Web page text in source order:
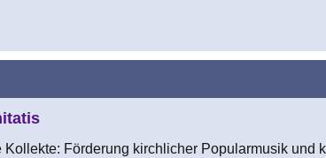
Kollekte: Förderung kirchlicher Popularmusik und